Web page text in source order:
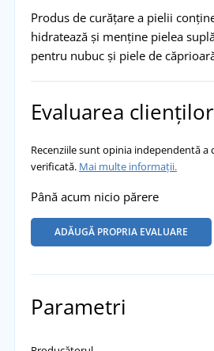
Produs de curățare a pielii
hidratează și menține pielea
pentru nubuc și piele de
Evaluarea clienților
Recenziile sunt opinia independentă a
verificată. Mai multe informații.
Până acum nicio părere
ADĂUGĂ PROPRIA EVALUARE
Parametri